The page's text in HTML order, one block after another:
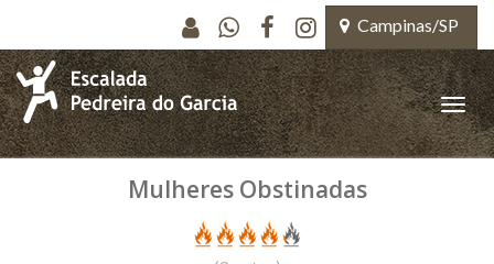
Pular para o conteúdo principal
Campinas/SP
Toggle
Mulheres Obstinadas